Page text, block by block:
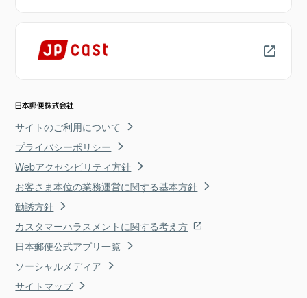
サイトのご利用について
プライバシーポリシー
Webアクセシビリティ方針
お客さま本位の業務運営に関する基本方針
勧誘方針
カスタマーハラスメントに関する考え方
日本郵便公式アプリ一覧
ソーシャルメディア
サイトマップ